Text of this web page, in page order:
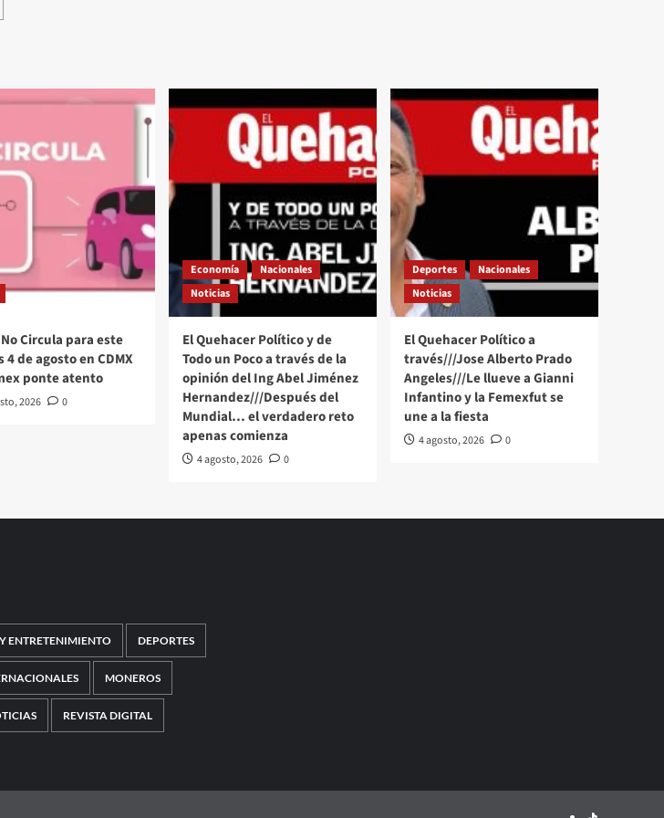
Circula para este
4 de agosto en CDMX
ponte atento
2026 0
Economía
Nacionales
Noticias
El Quehacer Político y de
Todo un Poco a través de la
opinión del Ing Abel Jiménez
Hernandez///Después del
Mundial… el verdadero reto
apenas comienza
4 agosto, 2026 0
Deportes
Nacionales
Noticias
El Quehacer Político a
través///Jose Alberto Prado
Angeles///Le llueve a Gianni
Infantino y la Femexfut se
une a la fiesta
4 agosto, 2026 0
ENTRETENIMIENTO DEPORTES
MONEROS
REVISTA DIGITAL
TikTok